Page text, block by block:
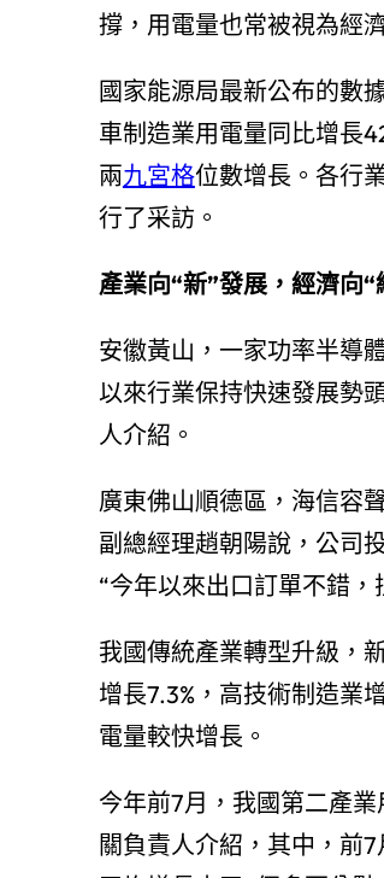
撐，用電量也常被視為經
國家能源局最新公布的數
車制造業用電量同比增長
兩九宮格位數增長。各行
行了采訪。
產業向“新”發展，經濟向“
安徽黃山，一家功率半導
以來行業保持快速發展勢
人介紹。
廣東佛山順德區，海信容
副總經理趙朝陽說，公司
“今年以來出口訂單不錯
我國傳統產業轉型升級，
增長7.3%，高技術制造業
電量較快增長。
今年前7月，我國第二產
關負責人介紹，其中，前